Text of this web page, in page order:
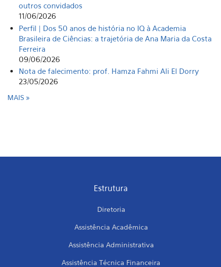
outros convidados
11/06/2026
Perfil | Dos 50 anos de história no IQ à Academia
Brasileira de Ciências: a trajetória de Ana Maria da Costa
Ferreira
09/06/2026
Nota de falecimento: prof. Hamza Fahmi Ali El Dorry
23/05/2026
MAIS
Estrutura
Diretoria
Assistência Acadêmica
Assistência Administrativa
Assistência Técnica Financeira